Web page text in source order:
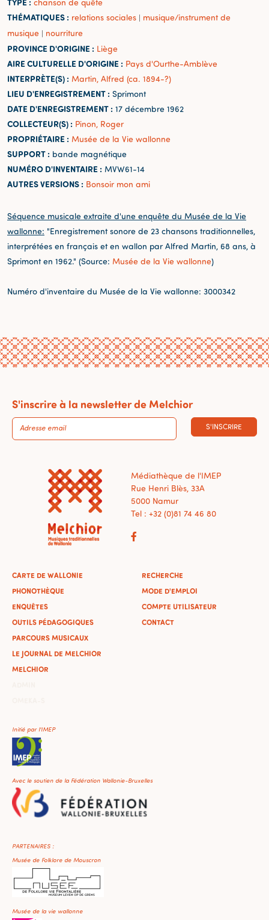
THÉMATIQUES : relations sociales | musique/instrument de
musique | nourriture
PROVINCE D'ORIGINE : Liège
AIRE CULTURELLE D'ORIGINE : Pays d'Ourthe-Amblève
INTERPRÈTE(S) : Martin, Alfred (ca. 1894-?)
LIEU D'ENREGISTREMENT : Sprimont
DATE D'ENREGISTREMENT : 17 décembre 1962
COLLECTEUR(S) : Pinon, Roger
PROPRIÉTAIRE : Musée de la Vie wallonne
SUPPORT : bande magnétique
NUMÉRO D'INVENTAIRE : MVW61-14
AUTRES VERSIONS : Bonsoir mon ami
Séquence musicale extraite d'une enquête du Musée de la Vie
wallonne: "Enregistrement sonore de 23 chansons traditionnelles,
interprétées en français et en wallon par Alfred Martin, 68 ans, à
Sprimont en 1962." (Source: Musée de la Vie wallonne)
Numéro d'inventaire du Musée de la Vie wallonne: 3000342
S'inscrire à la newsletter de Melchior
S'INSCRIRE
Médiathèque de l'IMEP
Rue Henri Blès, 33A
5000 Namur
Tel : +32 (0)81 74 46 80
CARTE DE WALLONIE
PHONOTHÈQUE
ENQUÊTES
OUTILS PÉDAGOGIQUES
PARCOURS MUSICAUX
LE JOURNAL DE MELCHIOR
MELCHIOR
RECHERCHE
MODE D'EMPLOI
COMPTE UTILISATEUR
CONTACT
Initié par l'IMEP
Avec le soutien de la Fédération Wallonie-Bruxelles
PARTENAIRES :
Musée de Folklore de Mouscron
Musée de la vie wallonne